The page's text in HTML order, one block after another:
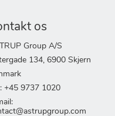
os
Group A/S
134, 6900 Skjern
+45 9737 1020